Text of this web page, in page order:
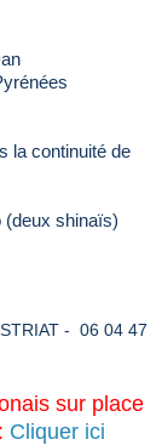
la continuité de
(deux shinaïs)
- 06 04 47
sur place
Cliquer ici